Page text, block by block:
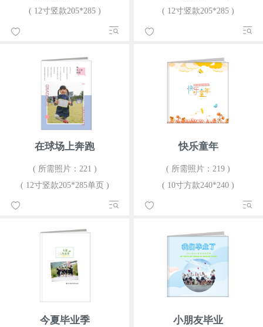
( 12寸竖款205*285 )
( 12寸竖款205*285 )
在球场上奔跑
( 所需照片：221 )
( 12寸竖款205*285单页 )
快乐童年
( 所需照片：219 )
( 10寸方款240*240 )
今夏毕业季 小朋友毕业